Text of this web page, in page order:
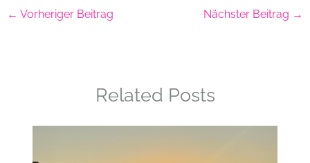
← Vorheriger Beitrag Nächster Beitrag →
Related Posts